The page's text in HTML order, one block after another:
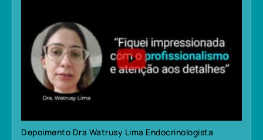
Depoimento Dra Watrusy Lima Endocrinologista